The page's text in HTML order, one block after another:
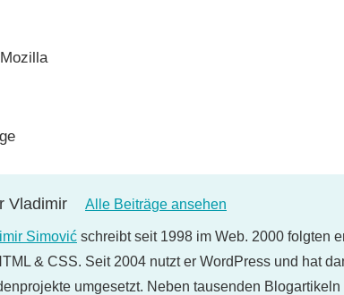
Vladimir Alle Beiträge ansehen
Simović schreibt seit 1998 im Web. 2000 folgten
& CSS. Seit 2004 nutzt er WordPress und hat
umgesetzt. Neben tausenden Blogartikeln